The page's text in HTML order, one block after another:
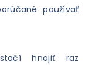
používať
hnojiť raz